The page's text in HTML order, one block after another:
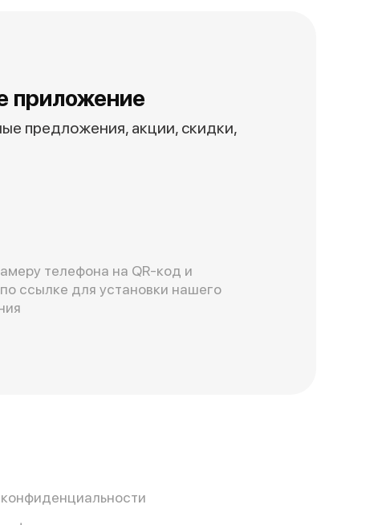
приложение
предложения, акции, скидки,
телефона на QR-код и
ссылке для установки нашего